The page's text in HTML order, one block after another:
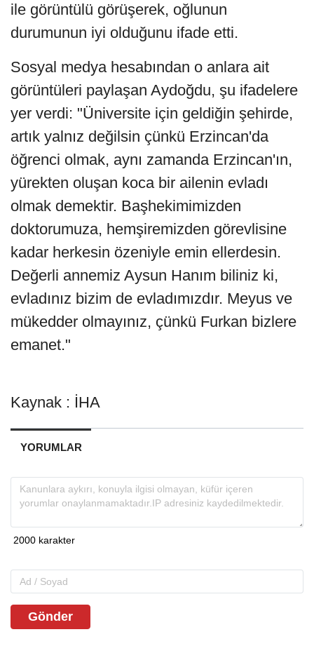
ile görüntülü görüşerek, oğlunun
durumunun iyi olduğunu ifade etti.
Sosyal medya hesabından o anlara ait
görüntüleri paylaşan Aydoğdu, şu ifadelere
yer verdi: "Üniversite için geldiğin şehirde,
artık yalnız değilsin çünkü Erzincan'da
öğrenci olmak, aynı zamanda Erzincan'ın,
yürekten oluşan koca bir ailenin evladı
olmak demektir. Başhekimimizden
doktorumuza, hemşiremizden görevlisine
kadar herkesin özeniyle emin ellerdesin.
Değerli annemiz Aysun Hanım biliniz ki,
evladınız bizim de evladımızdır. Meyus ve
mükedder olmayınız, çünkü Furkan bizlere
emanet."
Kaynak : İHA
YORUMLAR
Gönder